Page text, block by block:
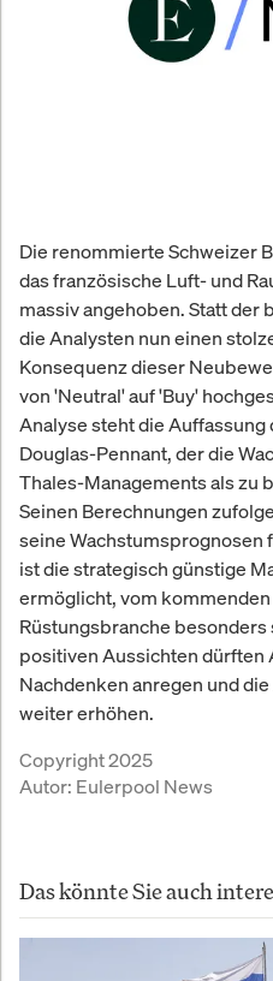
Die renommierte Schweizer
das französische Luft- und
massiv angehoben. Statt der
die Analysten nun einen
Konsequenz dieser
von 'Neutral' auf 'Buy'
Analyse steht die Auffassung
Douglas-Pennant, der die
Thales-Managements als zu
Seinen Berechnungen
seine Wachstumsprognosen
ist die strategisch günstige
ermöglicht, vom
Rüstungsbranche
positiven Aussichten dürften
Nachdenken anregen und
weiter erhöhen.
Copyright 2025
Autor: Eulerpool News
Das könnte Sie auch